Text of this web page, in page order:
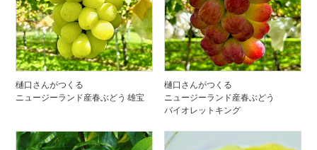
樋口さんがつくる
ニュージーランド産春ぶどう 雄宝
樋口さんがつくる
ニュージーランド産春ぶどう
バイオレットキング